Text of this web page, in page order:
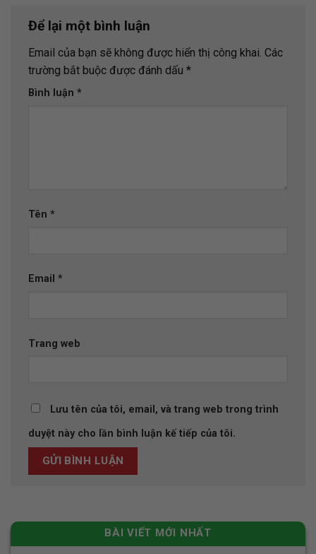
Để lại một bình luận
Email của bạn sẽ không được hiển thị công khai. Các
trường bắt buộc được đánh dấu *
Bình luận *
Tên *
Email *
Trang web
Lưu tên của tôi, email, và trang web trong trình
duyệt này cho lần bình luận kế tiếp của tôi.
BÀI VIẾT MỚI NHẤT